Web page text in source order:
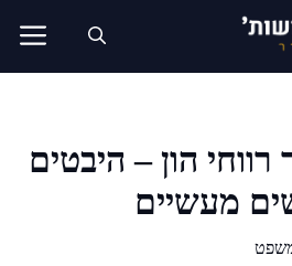
רווחי הון – היבטים
מעשיים